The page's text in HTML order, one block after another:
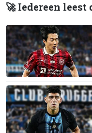
🚀 Iedereen leest